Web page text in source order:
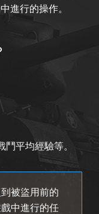
進行的操作。
平均經驗等。
被盜用前的
中進行的任